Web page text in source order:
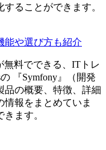
ることができます。
能や選び方も紹介
料でできる、ITトレ
の 『Symfony 』（ 開発
品の概要、特徴、詳細
報をまとめていま
ます。